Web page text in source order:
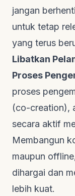
jangan
untuk tetap
yang terus
Libatkan
Proses
proses
(co-creation),
secara aktif
Membangun
maupun offline
dihargai dan
lebih kuat.